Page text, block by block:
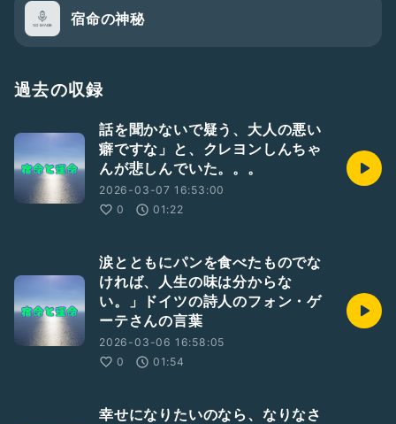
宿命の神秘
過去の収録
話を聞かないで疑う、大人の悪い
癖ですな」と、クレヨンしんちゃ
んが悲しんでいた。。。
2026-03-07 16:53:00
0
01:22
涙とともにパンを食べたものでな
ければ、人生の味は分からな
い。」ドイツの詩人のフォン・ゲ
ーテさんの言葉
2026-03-06 16:58:05
0
01:54
幸せになりたいのなら、なりなさ